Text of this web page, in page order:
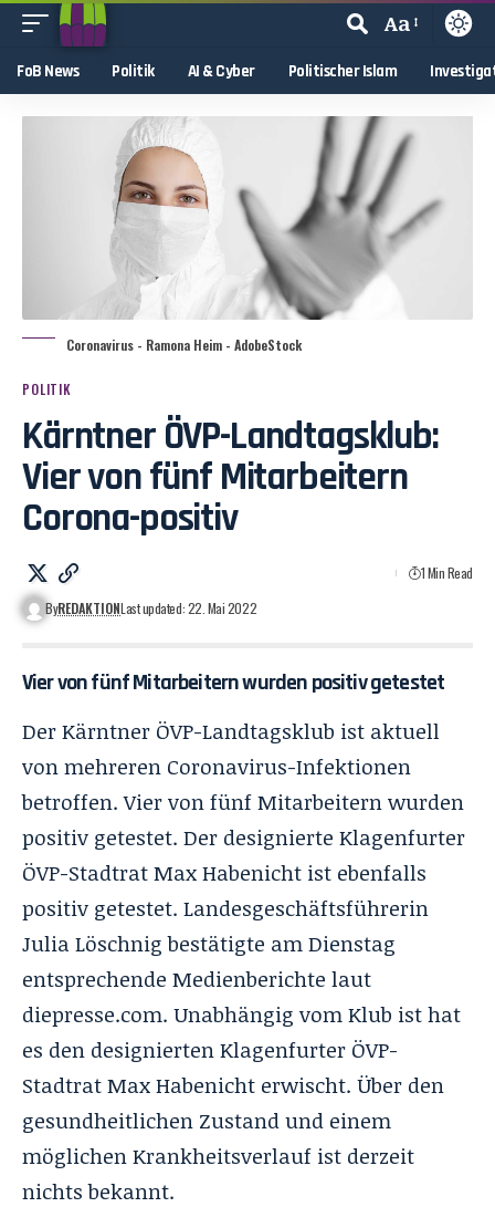
Aa
FoB News Politik AI & Cyber Politischer Islam
Coronavirus - Ramona Heim - AdobeStock
POLITIK
Kärntner ÖVP-Landtagsklub:
Vier von fünf Mitarbeitern
Corona-positiv
ByREDAKTIONLast updated: 22. Mai 2022
1 Min Read
Vier von fünf Mitarbeitern wurden positiv getestet
Der Kärntner ÖVP-Landtagsklub ist aktuell
von mehreren Coronavirus-Infektionen
betroffen. Vier von fünf Mitarbeitern wurden
positiv getestet. Der designierte Klagenfurter
ÖVP-Stadtrat Max Habenicht ist ebenfalls
positiv getestet. Landesgeschäftsführerin
Julia Löschnig bestätigte am Dienstag
entsprechende Medienberichte laut
diepresse.com. Unabhängig vom Klub ist hat
es den designierten Klagenfurter ÖVP-
Stadtrat Max Habenicht erwischt. Über den
gesundheitlichen Zustand und einem
möglichen Krankheitsverlauf ist derzeit
nichts bekannt.